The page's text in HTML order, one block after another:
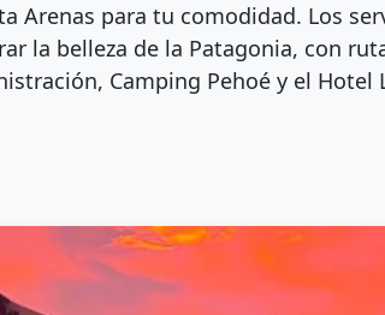
Arenas para tu comodidad. Los
la belleza de la Patagonia, con
Camping Pehoé y el Hotel